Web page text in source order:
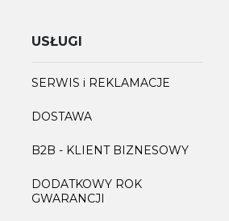
USŁUGI
SERWIS i REKLAMACJE
DOSTAWA
B2B - KLIENT BIZNESOWY
DODATKOWY ROK
GWARANCJI